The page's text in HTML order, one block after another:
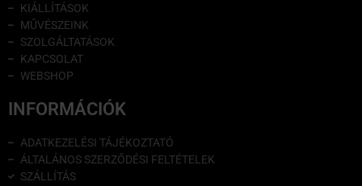
KIÁLLÍTÁSOK
MŰVÉSZEINK
SZOLGÁLTATÁSOK
KAPCSOLAT
WEBSHOP
INFORMÁCIÓK
ADATKEZELÉSI TÁJÉKOZTATÓ
ÁLTALÁNOS SZERZŐDÉSI FELTÉTELEK
SZÁLLÍTÁS